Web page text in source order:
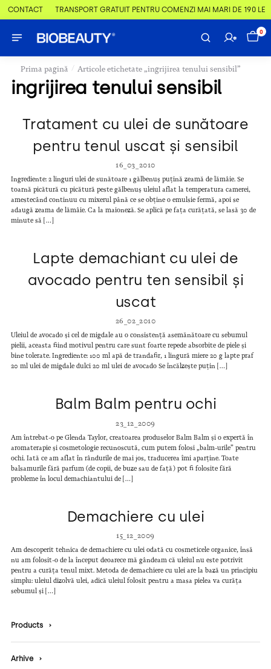
CONTACT TRANSPORT GRATUIT PENTRU COMENZI MAI MARI DE 190 LEI
0
Prima pagină / Articole etichetate „ingrijirea tenului sensibil”
ingrijirea tenului sensibil
Tratament cu ulei de sunătoare
pentru tenul uscat și sensibil
16_03_2010
Ingrediente: 2 linguri ulei de sunătoare 1 gălbenuș puțină zeamă de lămâie. Se
toarnă picătură cu picătură peste gălbenuș uleiul aflat la temperatura camerei,
amestecând continuu cu mixerul până ce se obține o emulsie fermă, apoi se
adaugă zeama de lămâie. Ca la maioneză. Se aplică pe fața curățată, se lasă 30 de
minute să […]
Lapte demachiant cu ulei de
avocado pentru ten sensibil și
uscat
26_02_2010
Uleiul de avocado și cel de migdale au o consistență asemănătoare cu sebumul
pielii, aceasta fiind motivul pentru care sunt foarte repede absorbite de piele și
bine tolerate. Ingrediente: 100 ml apă de trandafir, 1 lingură miere 20 g lapte praf
20 ml ulei de migdale dulci 20 ml ulei de avocado Se încălzește puțin […]
Balm Balm pentru ochi
23_12_2009
Am întrebat-o pe Glenda Taylor, creatoarea produselor Balm Balm și o expertă în
aromaterapie și cosmetologie recunoscută, cum putem folosi „balm-urile” pentru
ochi. Iată ce am aflat în rândurile de mai jos, traducerea îmi aparține. Toate
balsamurile fără parfum (de copii, de buze sau de față) pot fi folosite fără
probleme în locul demachiantului de […]
Demachiere cu ulei
15_12_2009
Am descoperit tehnica de demachiere cu ulei odată cu cosmeticele organice, însă
nu am folosit-o de la început deoarece mă gândeam că uleiul nu este potrivit
pentru a curăța tenul mixt. Metoda de demachiere cu ulei are la bază un principiu
simplu: uleiul dizolvă ulei, adică uleiul folosit pentru a masa pielea va curăța
sebumul și […]
Products ›
Arhive ›